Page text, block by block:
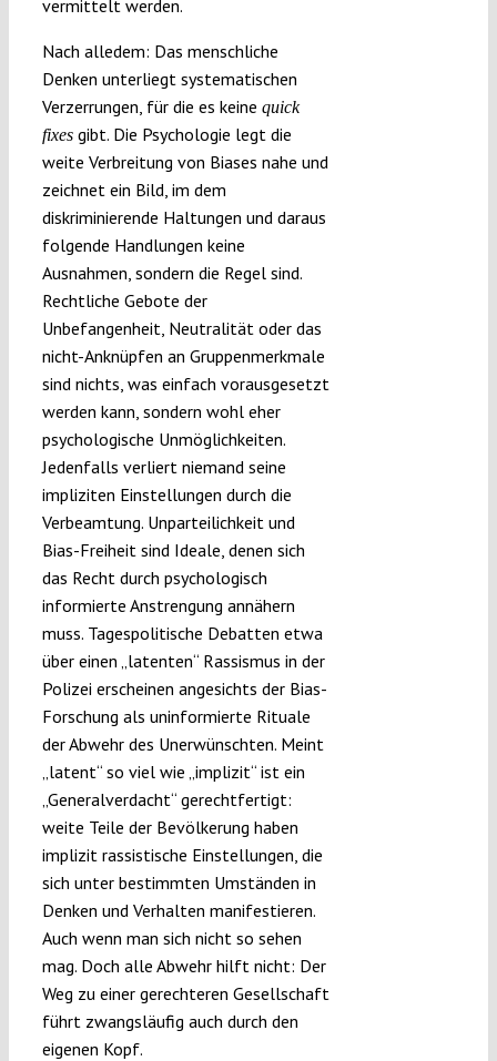
vermittelt werden.
Nach alledem: Das menschliche
Denken unterliegt systematischen
Verzerrungen, für die es keine quick
fixesgibt. Die Psychologie legt die
weite Verbreitung von Biases nahe und
zeichnet ein Bild, im dem
diskriminierende Haltungen und daraus
folgende Handlungen keine
Ausnahmen, sondern die Regel sind.
Rechtliche Gebote der
Unbefangenheit, Neutralität oder das
nicht-Anknüpfen an Gruppenmerkmale
sind nichts, was einfach vorausgesetzt
werden kann, sondern wohl eher
psychologische Unmöglichkeiten.
Jedenfalls verliert niemand seine
impliziten Einstellungen durch die
Verbeamtung. Unparteilichkeit und
Bias-Freiheit sind Ideale, denen sich
das Recht durch psychologisch
informierte Anstrengung annähern
muss. Tagespolitische Debatten etwa
über einen „latenten“ Rassismus in der
Polizei erscheinen angesichts der Bias-
Forschung als uninformierte Rituale
der Abwehr des Unerwünschten. Meint
„latent“ so viel wie „implizit“ ist ein
„Generalverdacht“ gerechtfertigt:
weite Teile der Bevölkerung haben
implizit rassistische Einstellungen, die
sich unter bestimmten Umständen in
Denken und Verhalten manifestieren.
Auch wenn man sich nicht so sehen
mag. Doch alle Abwehr hilft nicht: Der
Weg zu einer gerechteren Gesellschaft
führt zwangsläufig auch durch den
eigenen Kopf.